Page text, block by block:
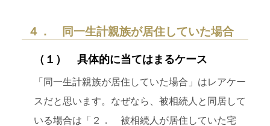
４． 同一生計親族が居住していた場合
（１） 具体的に当てはまるケース
「同一生計親族が居住していた場合」はレアケー
スだと思います。なぜなら、被相続人と同居して
いる場合は「２． 被相続人が居住していた宅